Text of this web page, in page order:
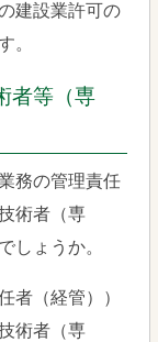
建設業許可の
。
者等（専
務の管理責任
術者（専
しょうか。
者（経管））
術者（専